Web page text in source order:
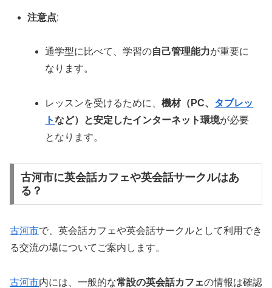
注意点:
通学型に比べて、学習の自己管理能力が重要に
なります。
レッスンを受けるために、機材（PC、 タブレッ
トなど）と安定したインターネット環境が必要
となります。
古河市に英会話カフェや英会話サークルはあ
る？
古河市で、英会話カフェや英会話サークルとして利用でき
る交流の場についてご案内します。
古河市内には、一般的な常設の英会話カフェの情報は確認